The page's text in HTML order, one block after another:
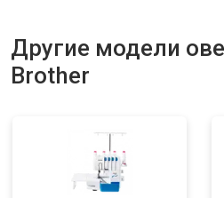
Другие модели
Brother